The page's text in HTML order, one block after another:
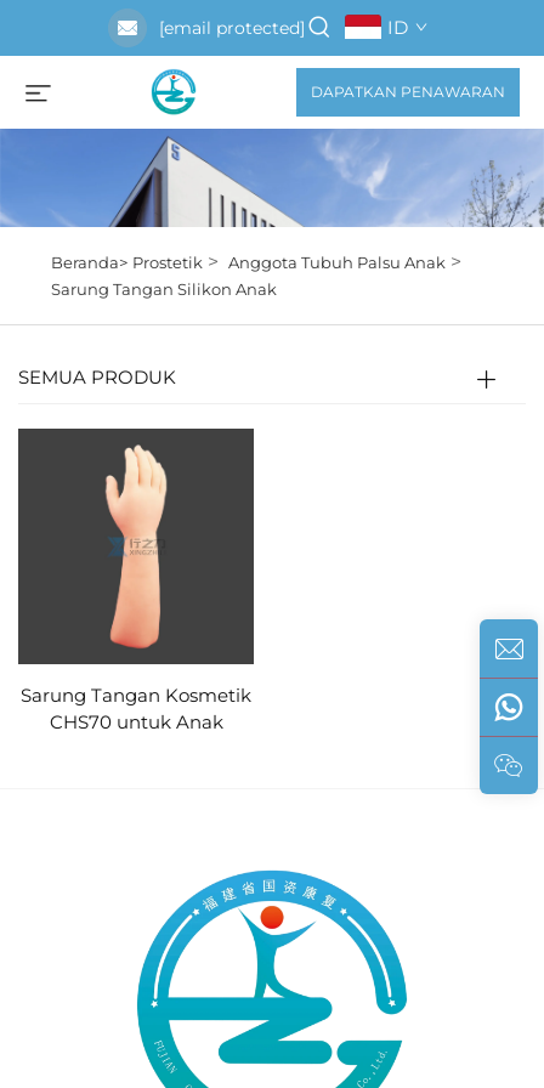
[email protected] ID
DAPATKAN PENAWARAN
Beranda> Prostetik> Anggota Tubuh Palsu Anak>
Sarung Tangan Silikon Anak
SEMUA PRODUK
Sarung Tangan Kosmetik
CHS70 untuk Anak